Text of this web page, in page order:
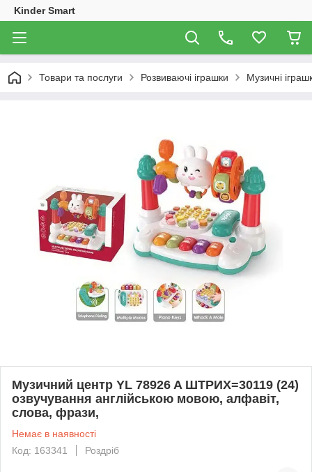
Kinder Smart
Товари та послуги Розвиваючі іграшки Музичні
Музичний центр YL 78926 A ШТРИХ=30119 (24)
озвучування англійською мовою, алфавіт,
слова, фрази,
Немає в наявності
Код: 163341
Роздріб